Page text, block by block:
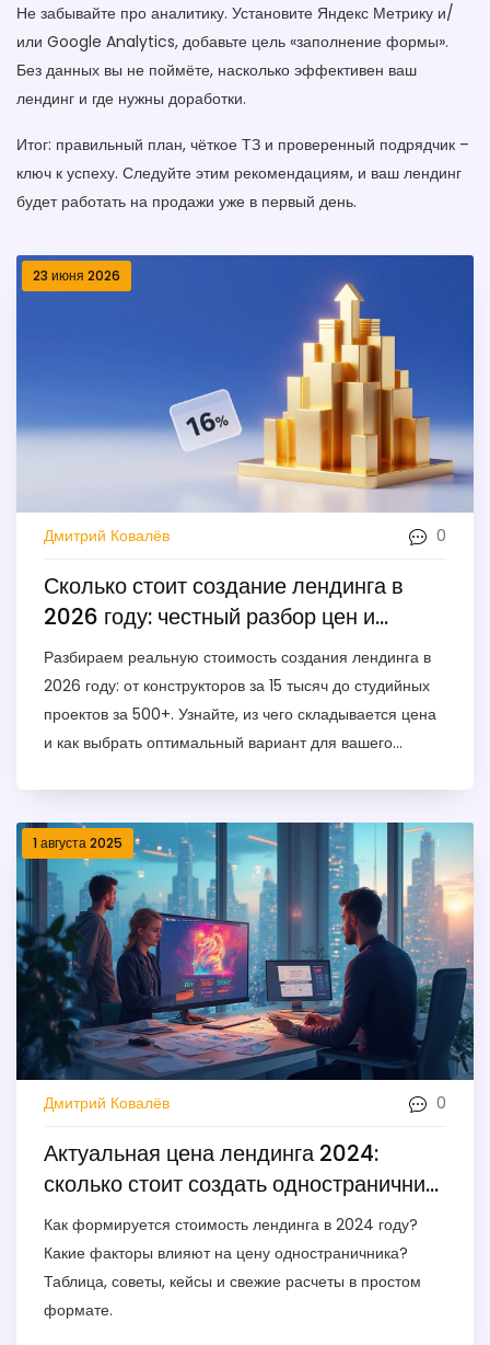
Не забывайте про аналитику. Установите Яндекс Метрику и/
или Google Analytics, добавьте цель «заполнение формы».
Без данных вы не поймёте, насколько эффективен ваш
лендинг и где нужны доработки.
Итог: правильный план, чёткое ТЗ и проверенный подрядчик –
ключ к успеху. Следуйте этим рекомендациям, и ваш лендинг
будет работать на продажи уже в первый день.
23 июня 2026
Дмитрий Ковалёв 0
Сколько стоит создание лендинга в
2026 году: честный разбор цен и
вариантов
Разбираем реальную стоимость создания лендинга в
2026 году: от конструкторов за 15 тысяч до студийных
проектов за 500+. Узнайте, из чего складывается цена
и как выбрать оптимальный вариант для вашего
1 августа 2025
Дмитрий Ковалёв 0
Актуальная цена лендинга 2024:
сколько стоит создать одностраничник
под ключ
Как формируется стоимость лендинга в 2024 году?
Какие факторы влияют на цену одностраничника?
Таблица, советы, кейсы и свежие расчеты в простом
формате.